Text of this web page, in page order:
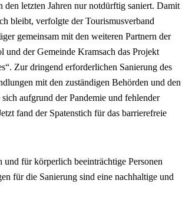
den letzten Jahren nur notdürftig saniert. Damit
bleibt, verfolgte der Tourismusverband
gemeinsam mit den weiteren Partnern der
und der Gemeinde Kramsach das Projekt
Zur dringend erforderlichen Sanierung des
mit den zuständigen Behörden und den
aufgrund der Pandemie und fehlender
fand der Spatenstich für das barrierefreie
für körperlich beeinträchtige Personen
für die Sanierung sind eine nachhaltige und